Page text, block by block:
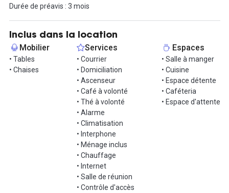
Étant donné qu'il s'agit d'un bureau opéré clés en main, de
nombreuses prestations sont incluses dans le contrat. Les
charges classiques (taxe foncière, immeuble, eau, électricité),
une connexion internet par la fibre haut débit, un service de
ménage dans l'ensemble des bureaux, la domiciliation,
l'assurance, l'aménagement, les consommables, la
personnalisation des espaces ainsi que la signalétique. Le gros
avantage d'une location clé en main concerne le quotidien : un
service d'office management est mis à disposition, afin de
faciliter le quotidien et d'externaliser toutes les tâches non liées à
votre activité principale.
Profitez de cette offre tout compris pour simplifier votre
quotidien et vous concentrer pleinement sur votre travail.
L'engagement est de 12 mois, pour une mensualité de 8 100€
HT/mois, en contrat de prestation de service.
Durée de préavis : 3 mois
Inclus dans la location
Mobilier
• Tables
• Chaises
Services
• Courrier
• Domiciliation
• Ascenseur
• Café à volonté
• Thé à volonté
• Alarme
• Climatisation
• Interphone
• Ménage inclus
• Chauffage
• Internet
• Salle de réunion
• Contrôle d'accès
Espaces
• Salle à manger
• Cuisine
• Espace détente
• Caféteria
• Espace d'attente